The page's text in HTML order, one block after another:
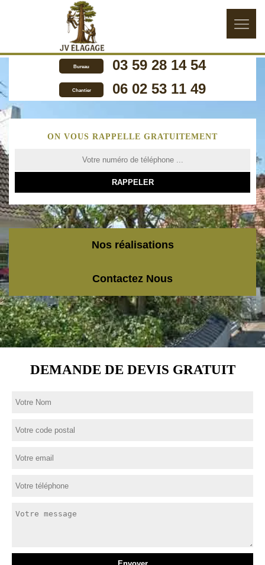
Bureau 03 59 28 14 54
Chantier 06 02 53 11 49
ON VOUS RAPPELLE GRATUITEMENT
Nos réalisations
Contactez Nous
DEMANDE DE DEVIS GRATUIT